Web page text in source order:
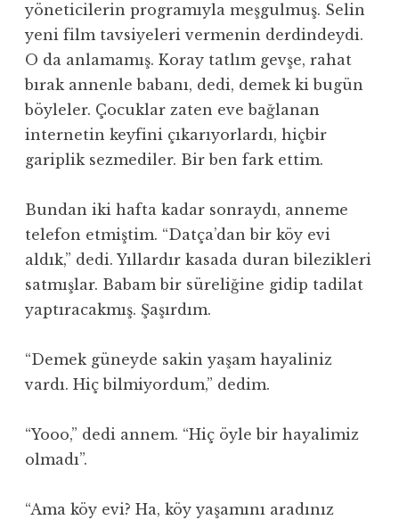
yöneticilerin programıyla meşgulmuş. Selin
yeni film tavsiyeleri vermenin derdindeydi.
O da anlamamış. Koray tatlım gevşe, rahat
bırak annenle babanı, dedi, demek ki bugün
böyleler. Çocuklar zaten eve bağlanan
internetin keyfini çıkarıyorlardı, hiçbir
gariplik sezmediler. Bir ben fark ettim.
Bundan iki hafta kadar sonraydı, anneme
telefon etmiştim. “Datça’dan bir köy evi
aldık,” dedi. Yıllardır kasada duran bilezikleri
satmışlar. Babam bir süreliğine gidip tadilat
yaptıracakmış. Şaşırdım.
“Demek güneyde sakin yaşam hayaliniz
vardı. Hiç bilmiyordum,” dedim.
“Yooo,” dedi annem. “Hiç öyle bir hayalimiz
olmadı”.
“Ama köy evi? Ha, köy yaşamını aradınız